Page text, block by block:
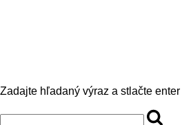
Zadajte hľadaný výraz a stlačte enter